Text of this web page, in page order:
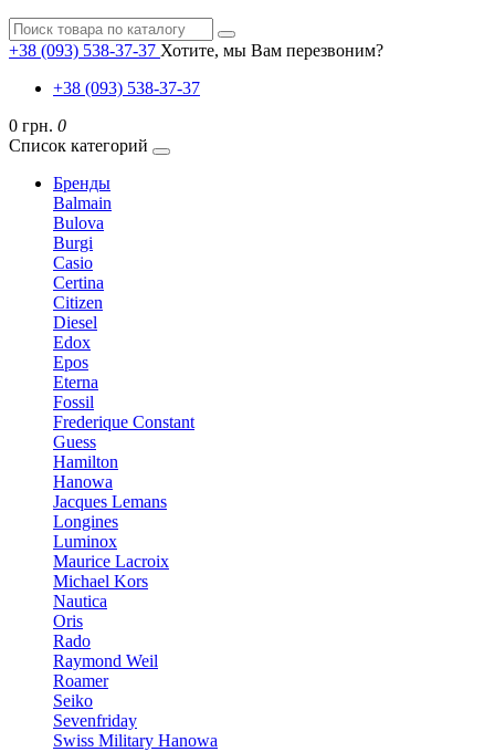
+38 (093) 538-37-37 Хотите, мы Вам перезвоним?
+38 (093) 538-37-37
0 грн. 0
Список категорий
Бренды
Balmain
Bulova
Burgi
Casio
Certina
Citizen
Diesel
Edox
Epos
Eterna
Fossil
Frederique Constant
Guess
Hamilton
Hanowa
Jacques Lemans
Longines
Luminox
Maurice Lacroix
Michael Kors
Nautica
Oris
Rado
Raymond Weil
Roamer
Seiko
Sevenfriday
Swiss Military Hanowa